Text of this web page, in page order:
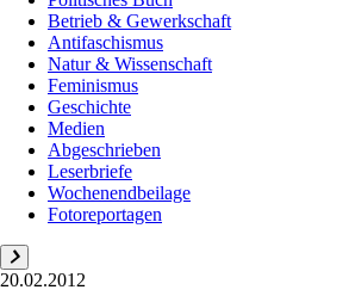
Betrieb & Gewerkschaft
Antifaschismus
Natur & Wissenschaft
Feminismus
Geschichte
Medien
Abgeschrieben
Leserbriefe
Wochenendbeilage
Fotoreportagen
20.02.2012